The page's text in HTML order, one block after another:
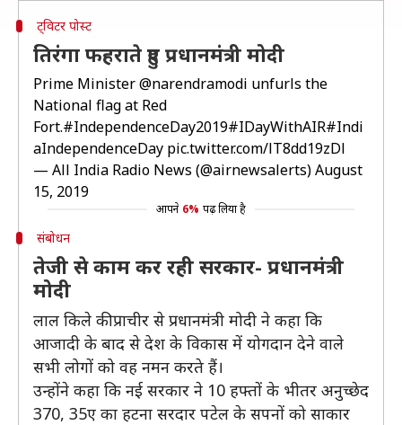
ट्विटर पोस्ट
तिरंगा फहराते हुए प्रधानमंत्री मोदी
Prime Minister@narendramodi unfurls the
National flag at Red
Fort.#IndependenceDay2019#IDayWithAIR#Indi
aIndependenceDay pic.twitter.com/lT8dd19zDl
— All India Radio News (@airnewsalerts)August
15, 2019
आपने 6% पढ़ लिया है
संबोधन
तेजी से काम कर रही सरकार- प्रधानमंत्री
मोदी
लाल किले की प्राचीर से प्रधानमंत्री मोदी ने कहा कि
आजादी के बाद से देश के विकास में योगदान देने वाले
सभी लोगों को वह नमन करते हैं।
उन्होंने कहा कि नई सरकार ने 10 हफ्तों के भीतर अनुच्छेद
370, 35ए का हटना सरदार पटेल के सपनों को साकार